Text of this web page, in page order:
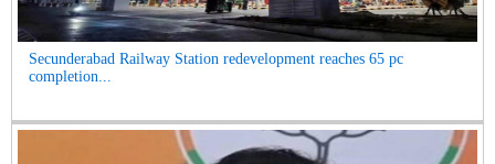
Secunderabad Railway Station redevelopment reaches 65 pc
completion...